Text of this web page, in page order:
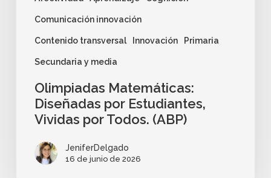
Comunicación innovación
Contenido transversal Innovación Primaria
Secundaria y media
Olimpiadas Matemáticas:
Diseñadas por Estudiantes,
Vividas por Todos. (ABP)
JeniferDelgado
16 de junio de 2026